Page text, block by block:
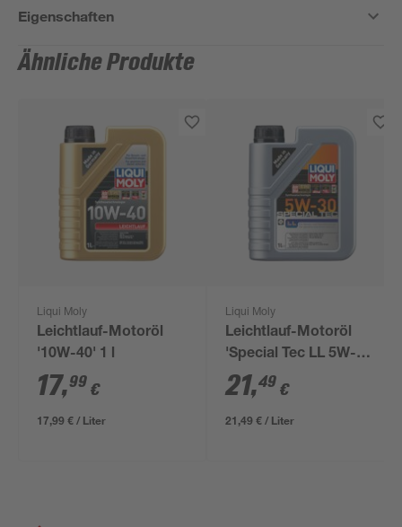
Eigenschaften
Ähnliche Produkte
Liqui Moly
Leichtlauf-Motoröl
'10W-40' 1 l
17,99 €
17,99 € / Liter
Liqui Moly
Leichtlauf-Motoröl
'Special Tec LL 5W-
30' 1 l
21,49 €
21,49 € / Liter